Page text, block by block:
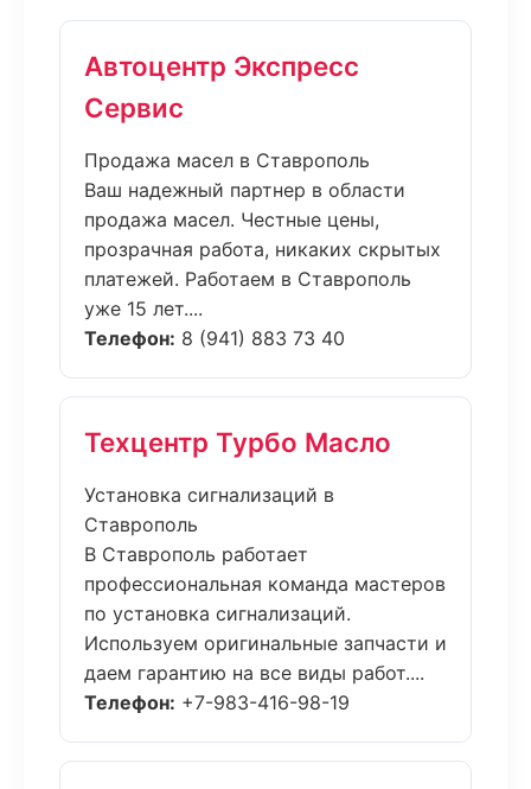
Автоцентр Экспресс
Сервис
Продажа масел в Ставрополь
Ваш надежный партнер в области
продажа масел. Честные цены,
прозрачная работа, никаких скрытых
платежей. Работаем в Ставрополь
уже 15 лет....
Телефон: 8 (941) 883 73 40
Техцентр Турбо Масло
Установка сигнализаций в
Ставрополь
В Ставрополь работает
профессиональная команда мастеров
по установка сигнализаций.
Используем оригинальные запчасти и
даем гарантию на все виды работ....
Телефон: +7-983-416-98-19